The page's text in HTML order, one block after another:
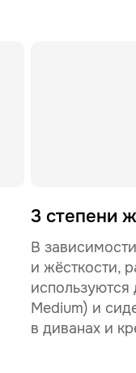
3 степени
В
и жёсткости,
Medium) и
в диванах и